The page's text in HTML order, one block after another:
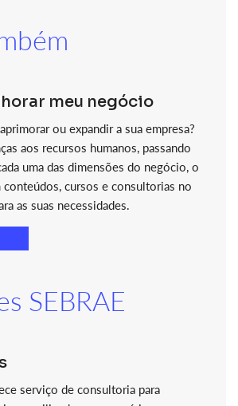
meu negócio
ou expandir a sua empresa?
aos recursos humanos, passando
uma das dimensões do negócio, o
conteúdos, cursos e consultorias no
as suas necessidades.
SEBRAE
serviço de consultoria para